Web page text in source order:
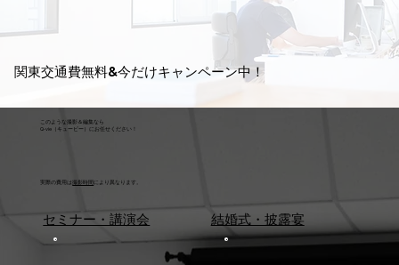
このような撮影＆編集なら
Q-vie（キュービー）にお任せください！
セミナー・講演会 結婚式・披露宴
実際の費用は撮影時間により異なります。
関東交通費無料&今だけキャンペーン中！